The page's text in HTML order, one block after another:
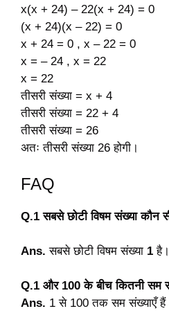
x(x + 24) – 22(x + 24) = 0
(x + 24)(x – 22) = 0
x + 24 = 0 , x – 22 = 0
x = – 24 , x = 22
x = 22
तीसरी संख्या = x + 4
तीसरी संख्या = 22 + 4
तीसरी संख्या = 26
अतः तीसरी संख्या 26 होगी।
FAQ
Q.1 सबसे छोटी विषम संख्या कौन
Ans. सबसे छोटी विषम संख्या 1 है।
Q.1 और 100 के बीच कितनी सम
Ans. 1 से 100 तक सम संख्याएँ